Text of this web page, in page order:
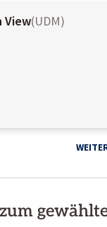
View(UDM)